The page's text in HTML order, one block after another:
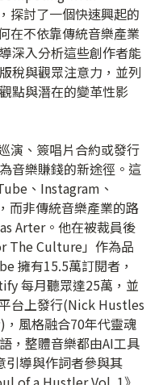
探討了一個快速興起的
在不依靠傳統音樂產業
深入分析這些創作者能
稅與觀眾注意力，並列
點與潛在的變革性影
、簽唱片合約或發行
音樂賺錢的新途徑。這
、Instagram、
而非傳統音樂產業的路
Arter。他在被裁員後
The Culture」作為品
擁有15.5萬訂閱者，
每月聽眾達25萬，並
台上發行(Nick Hustles
風格融合70年代靈魂
，整體音樂都由AI工具
導與作詞者參與其